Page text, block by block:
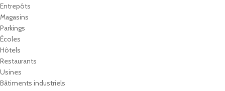
Entrepôts
Magasins
Parkings
Écoles
Hôtels
Restaurants
Usines
Bâtiments industriels